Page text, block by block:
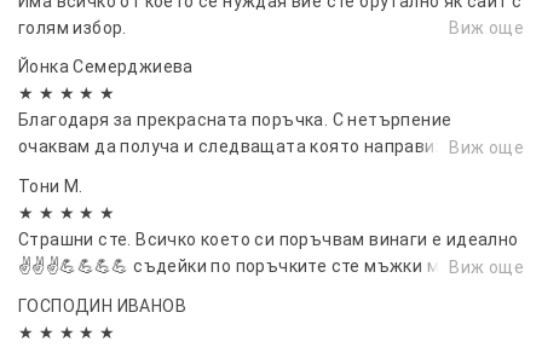
голям избор.
Виж още
Йонка Семерджиева
★ ★ ★ ★ ★
Благодаря за прекрасната поръчка. С нетърпение
очаквам да получа и следващата която направих преди
Виж още
Тони М.
★ ★ ★ ★ ★
Страшни сте. Всичко което си поръчвам винаги е идеално
✌️✌️✌️💪💪💪💪 съдейки по поръчките сте мъжки момччета
Виж още
ГОСПОДИН ИВАНОВ
★ ★ ★ ★ ★